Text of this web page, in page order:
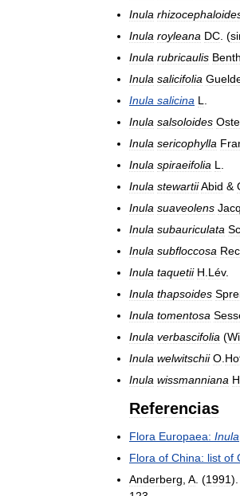
Inula
Inula royleana DC . (
Inula rubricaulis Benth
Inula salicifolia
Inula salicina L
Inula salsoloides
Inula sericophylla
Inula spiraeifolia L
Inula stewartiiAbid &
Inula suaveolens Jacq
Inula subauriculata
Inula subfloccosa
Inula taquetii H Lév.
Inula thapsoides
Inula tomentosa
Inula verbascifolia (
Inula welwitschii O
Inula wissmanniana
Referencias
Flora Europaea: Inula
Flora of China: list of
Anderberg A . (1991).